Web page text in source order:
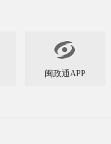

闽政通APP